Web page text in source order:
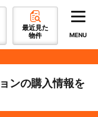
最近見た
物件
MENU
ンの購入情報を